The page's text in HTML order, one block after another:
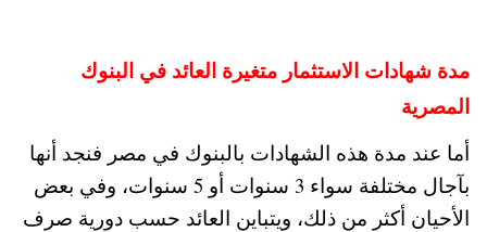
مدة شهادات الاستثمار متغيرة العائد في البنوك
المصرية
أما عند مدة هذه الشهادات بالبنوك في مصر فنجد أنها
بآجال مختلفة سواء 3 سنوات أو 5 سنوات، وفي بعض
الأحيان أكثر من ذلك، ويتباين العائد حسب دورية صرف